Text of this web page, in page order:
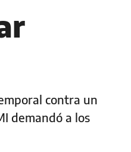
contra un
demandó a los